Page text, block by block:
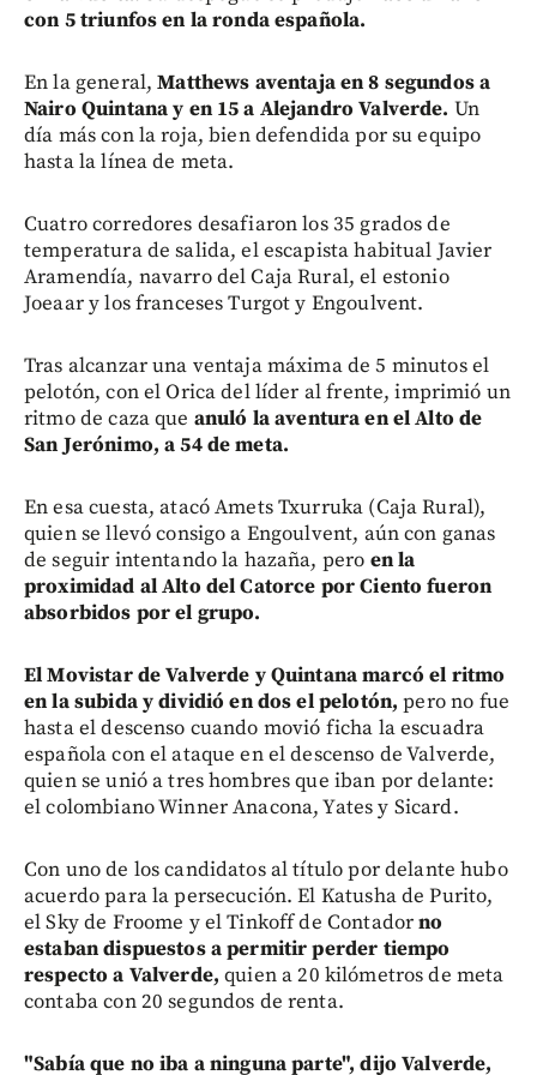
con 5 triunfos en la ronda española.
En la general,Matthews aventaja en 8 segundos a
Nairo Quintana y en 15 a Alejandro Valverde. Un
día más con la roja, bien defendida por su equipo
hasta la línea de meta.
Cuatro corredores desafiaron los 35 grados de
temperatura de salida, el escapista habitual Javier
Aramendía, navarro del Caja Rural, el estonio
Joeaar y los franceses Turgot y Engoulvent.
Tras alcanzar una ventaja máxima de 5 minutos el
pelotón, con el Orica del líder al frente, imprimió un
ritmo de caza que anuló la aventura en el Alto de
San Jerónimo, a 54 de meta.
En esa cuesta, atacó Amets Txurruka (Caja Rural),
quien se llevó consigo a Engoulvent, aún con ganas
de seguir intentando la hazaña, pero en la
proximidad al Alto del Catorce por Ciento fueron
absorbidos por el grupo.
El Movistar de Valverde y Quintana marcó el ritmo
en la subida y dividió en dos el pelotón,pero no fue
hasta el descenso cuando movió ficha la escuadra
española con el ataque en el descenso de Valverde,
quien se unió a tres hombres que iban por delante:
el colombiano Winner Anacona, Yates y Sicard.
Con uno de los candidatos al título por delante hubo
acuerdo para la persecución. El Katusha de Purito,
el Sky de Froome y el Tinkoff de Contadorno
estaban dispuestos a permitir perder tiempo
respecto a Valverde,quien a 20 kilómetros de meta
contaba con 20 segundos de renta.
"Sabía que no iba a ninguna parte", dijo Valverde,